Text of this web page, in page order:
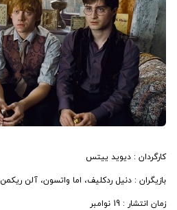
کارگردان : دیوید ییتس
بازیگران : دنیل ردکلیف، اما واتسون، آلن ریکمن
زمان انتشار : 19 نوامبر